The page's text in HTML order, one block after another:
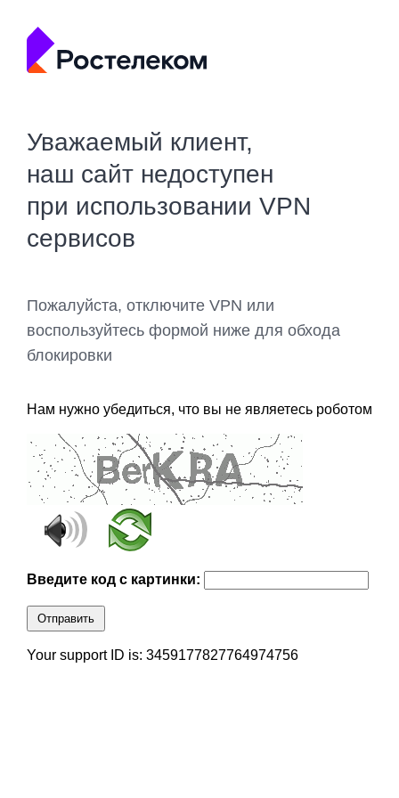
Уважаемый клиент,
наш сайт недоступен
при использовании VPN
сервисов
Пожалуйста, отключите VPN или
воспользуйтесь формой ниже для обхода
блокировки
Нам нужно убедиться, что вы не являетесь роботом
Введите код с картинки:
Отправить
Your support ID is: 3459177827764974756